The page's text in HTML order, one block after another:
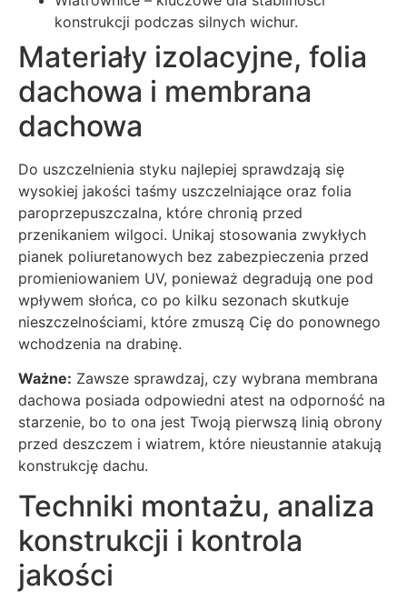
konstrukcji podczas silnych wichur.
Materiały izolacyjne, folia
dachowa i membrana
dachowa
Do uszczelnienia styku najlepiej sprawdzają się
wysokiej jakości taśmy uszczelniające oraz folia
paroprzepuszczalna, które chronią przed
przenikaniem wilgoci. Unikaj stosowania zwykłych
pianek poliuretanowych bez zabezpieczenia przed
promieniowaniem UV, ponieważ degradują one pod
wpływem słońca, co po kilku sezonach skutkuje
nieszczelnościami, które zmuszą Cię do ponownego
wchodzenia na drabinę.
Ważne: Zawsze sprawdzaj, czy wybrana membrana
dachowa posiada odpowiedni atest na odporność na
starzenie, bo to ona jest Twoją pierwszą linią obrony
przed deszczem i wiatrem, które nieustannie atakują
konstrukcję dachu.
Techniki montażu, analiza
konstrukcji i kontrola
jakości